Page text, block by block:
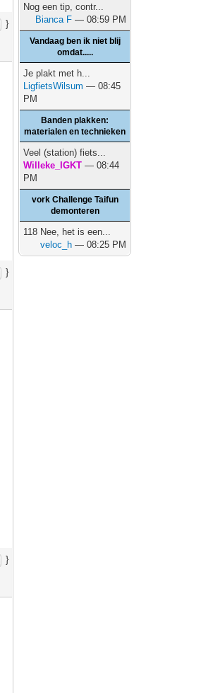
}
}
}
Nog een tip, contr...
Bianca F — 08:59 PM
Vandaag ben ik niet blij
omdat.....
Je plakt met h...
LigfietsWilsum — 08:45
PM
Banden plakken:
materialen en technieken
Veel (station) fiets...
Willeke_IGKT — 08:44
PM
vork Challenge Taifun
demonteren
118 Nee, het is een...
veloc_h — 08:25 PM